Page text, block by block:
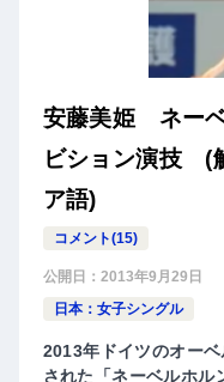
安藤美姫 ネー
ビション演技 (
ア語)
コメント(15)
公開日： 2013年9月29日
日本：女子シングル
2013年ドイツのオー
された「ネーベルホ